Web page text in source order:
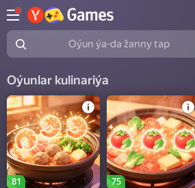
Oýun ýa-da žanny tap
Oýunlar kulinariýa
81
75